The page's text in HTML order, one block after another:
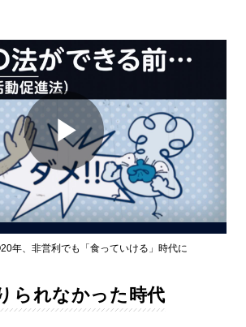
Play
Video
年、非営利でも「食っていける」時代に
られなかった時代